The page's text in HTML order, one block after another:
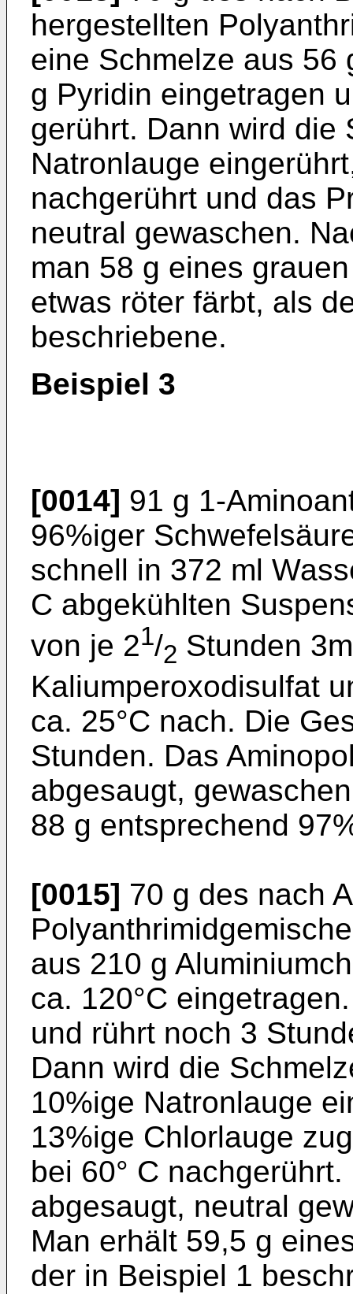
hergestellten
eine Schmelze aus 56
g Pyridin eingetragen
gerührt. Dann wird die
Natronlauge
nachgerührt und das
neutral gewaschen.
man 58 g eines
etwas röter färbt, als
beschriebene.
Beispiel 3
[0014] 91 g 1-
96%iger
schnell in 372 ml
C abgekühlten
von je 21/2 Stunden
Kaliumperoxodisulfat
ca. 25°C nach. Die
Stunden. Das
abgesaugt,
88 g entsprechend
[0015] 70 g des nach
aus 210 g
ca. 120°C
und rührt noch 3
Dann wird die
10%ige Natronlauge
13%ige Chlorlauge
bei 60° C
abgesaugt, neutral
Man erhält 59,5 g
der in Beispiel 1